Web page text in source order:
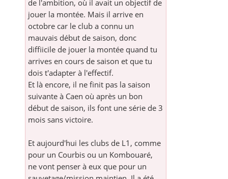
de l'ambition, où il avait un objectif de
jouer la montée. Mais il arrive en
octobre car le club a connu un
mauvais début de saison, donc
diffiicile de jouer la montée quand tu
arrives en cours de saison et que tu
dois t'adapter à l'effectif.
Et là encore, il ne finit pas la saison
suivante à Caen où après un bon
début de saison, ils font une série de 3
mois sans victoire.
Et aujourd'hui les clubs de L1, comme
pour un Courbis ou un Kombouaré,
ne vont penser à eux que pour un